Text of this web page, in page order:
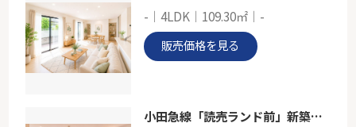
-
40.87㎡
神奈川県川崎市多摩区登戸
-｜4LDK｜109.30㎡｜-
販売価格を見る
小田急線「読売ランド前」新築分譲